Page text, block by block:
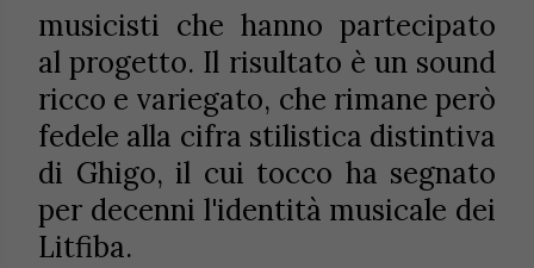
musicisti che hanno partecipato
al progetto. Il risultato è un sound
ricco e variegato, che rimane però
fedele alla cifra stilistica distintiva
di Ghigo, il cui tocco ha segnato
per decenni l'identità musicale dei
Litfiba.